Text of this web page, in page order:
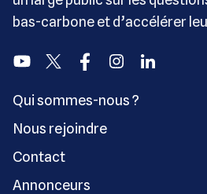
bas-carbone et d’accélérer
YoutubeTwitter FacebookInstagramLinkedin
Qui sommes-nous ?
Nous rejoindre
Contact
Annonceurs